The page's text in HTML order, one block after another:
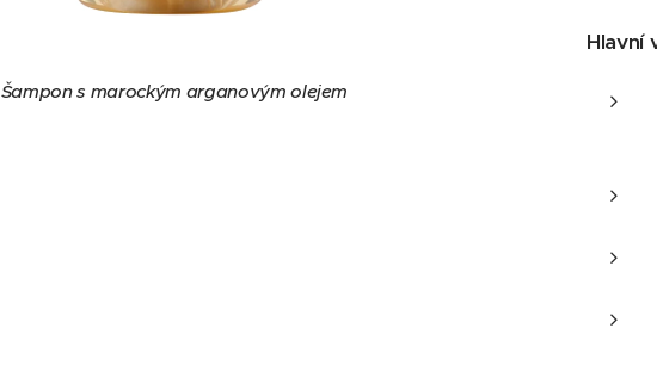
Šampon s marockým arganovým olejem
Hlavní